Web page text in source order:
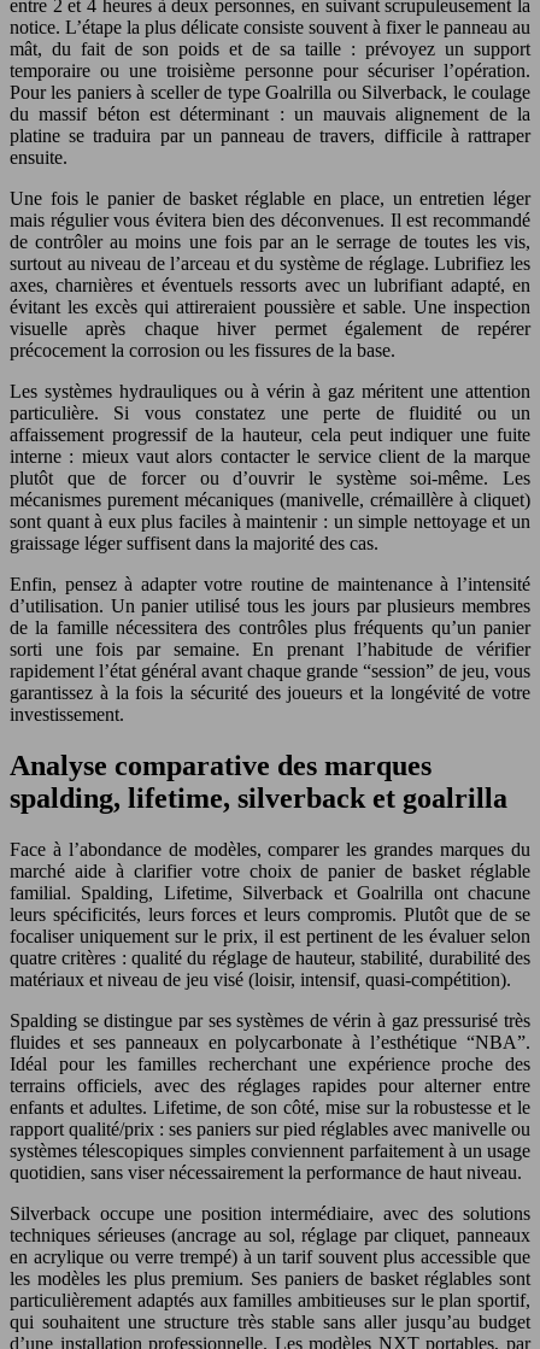
entre 2 et 4 heures à deux personnes, en suivant scrupuleusement la
notice. L’étape la plus délicate consiste souvent à fixer le panneau au
mât, du fait de son poids et de sa taille : prévoyez un support
temporaire ou une troisième personne pour sécuriser l’opération.
Pour les paniers à sceller de type Goalrilla ou Silverback, le coulage
du massif béton est déterminant : un mauvais alignement de la
platine se traduira par un panneau de travers, difficile à rattraper
ensuite.
Une fois le panier de basket réglable en place, un entretien léger
mais régulier vous évitera bien des déconvenues. Il est recommandé
de contrôler au moins une fois par an le serrage de toutes les vis,
surtout au niveau de l’arceau et du système de réglage. Lubrifiez les
axes, charnières et éventuels ressorts avec un lubrifiant adapté, en
évitant les excès qui attireraient poussière et sable. Une inspection
visuelle après chaque hiver permet également de repérer
précocement la corrosion ou les fissures de la base.
Les systèmes hydrauliques ou à vérin à gaz méritent une attention
particulière. Si vous constatez une perte de fluidité ou un
affaissement progressif de la hauteur, cela peut indiquer une fuite
interne : mieux vaut alors contacter le service client de la marque
plutôt que de forcer ou d’ouvrir le système soi-même. Les
mécanismes purement mécaniques (manivelle, crémaillère à cliquet)
sont quant à eux plus faciles à maintenir : un simple nettoyage et un
graissage léger suffisent dans la majorité des cas.
Enfin, pensez à adapter votre routine de maintenance à l’intensité
d’utilisation. Un panier utilisé tous les jours par plusieurs membres
de la famille nécessitera des contrôles plus fréquents qu’un panier
sorti une fois par semaine. En prenant l’habitude de vérifier
rapidement l’état général avant chaque grande “session” de jeu, vous
garantissez à la fois la sécurité des joueurs et la longévité de votre
investissement.
Analyse comparative des marques
spalding, lifetime, silverback et goalrilla
Face à l’abondance de modèles, comparer les grandes marques du
marché aide à clarifier votre choix de panier de basket réglable
familial. Spalding, Lifetime, Silverback et Goalrilla ont chacune
leurs spécificités, leurs forces et leurs compromis. Plutôt que de se
focaliser uniquement sur le prix, il est pertinent de les évaluer selon
quatre critères : qualité du réglage de hauteur, stabilité, durabilité des
matériaux et niveau de jeu visé (loisir, intensif, quasi-compétition).
Spalding se distingue par ses systèmes de vérin à gaz pressurisé très
fluides et ses panneaux en polycarbonate à l’esthétique “NBA”.
Idéal pour les familles recherchant une expérience proche des
terrains officiels, avec des réglages rapides pour alterner entre
enfants et adultes. Lifetime, de son côté, mise sur la robustesse et le
rapport qualité/prix : ses paniers sur pied réglables avec manivelle ou
systèmes télescopiques simples conviennent parfaitement à un usage
quotidien, sans viser nécessairement la performance de haut niveau.
Silverback occupe une position intermédiaire, avec des solutions
techniques sérieuses (ancrage au sol, réglage par cliquet, panneaux
en acrylique ou verre trempé) à un tarif souvent plus accessible que
les modèles les plus premium. Ses paniers de basket réglables sont
particulièrement adaptés aux familles ambitieuses sur le plan sportif,
qui souhaitent une structure très stable sans aller jusqu’au budget
d’une installation professionnelle. Les modèles NXT portables, par